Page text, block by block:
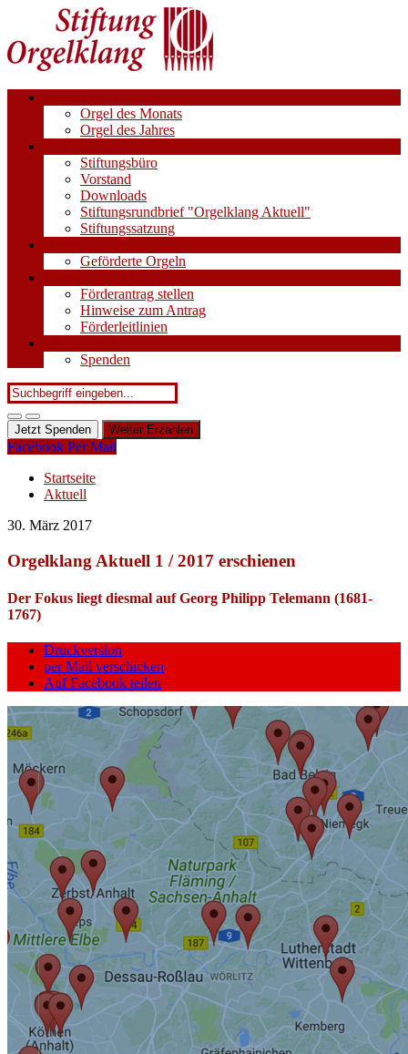
Orgel des Monats
Orgel des Jahres
Stiftungsbüro
Vorstand
Downloads
Stiftungsrundbrief "Orgelklang Aktuell"
Stiftungssatzung
Geförderte Orgeln
Förderantrag stellen
Hinweise zum Antrag
Förderleitlinien
Spenden
Jetzt Spenden Weiter Erzählen
Facebook Per Mail
Startseite
Aktuell
30. März 2017
Orgelklang Aktuell 1 / 2017 erschienen
Der Fokus liegt diesmal auf Georg Philipp Telemann (1681-
1767)
Druckversion
per Mail verschicken
Auf Facebook teilen